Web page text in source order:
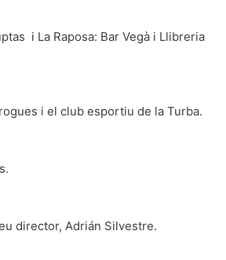
i La Raposa: Bar Vegà i Llibreria
i el club esportiu de la Turba.
director, Adrián Silvestre.